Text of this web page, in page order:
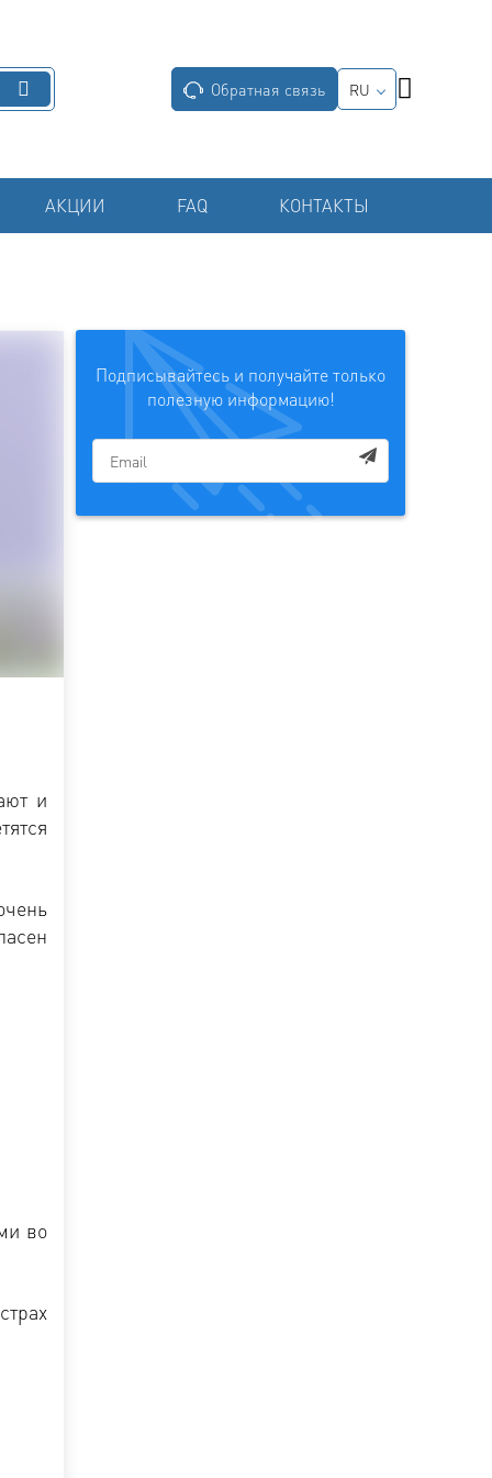
Обратная связь RU
АКЦИИ FAQ КОНТАКТЫ
Подписывайтесь и получайте только
полезную информацию!
и
во